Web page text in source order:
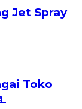
Jet Spray
Toko